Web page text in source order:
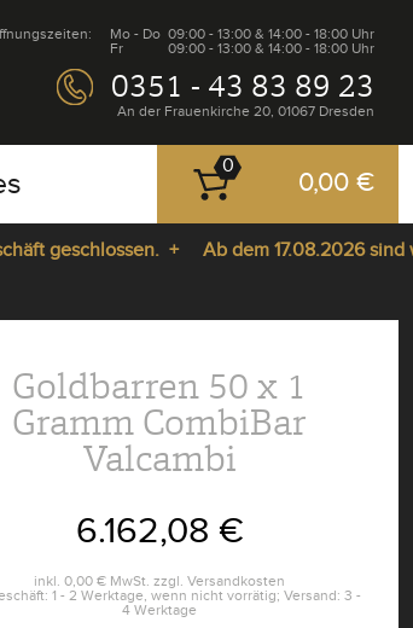
Mo - Do 09:00 - 13:00 & 14:00 - 18:00 Uhr
Fr
09:00 - 13:00 & 14:00 - 18:00 Uhr
0351 - 43 83 89 23
An der Frauenkirche 20, 01067 Dresden
0
0,00 €
geschlossen. +
Ab dem 17.08.2026 sind wir
Goldbarren 50 x 1
Gramm CombiBar
Valcambi
6.162,08 €
inkl. 0,00 € MwSt. zzgl. Versandkosten
1 - 2 Werktage, wenn nicht vorrätig; Versand: 3 -
4 Werktage